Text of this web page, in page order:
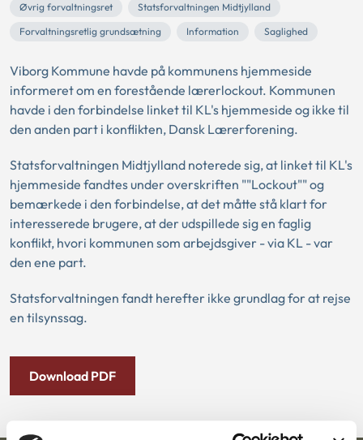
Øvrig forvaltningsret
Statsforvaltningen Midtjylland
Forvaltningsretlig grundsætning
Information Saglighed
Viborg Kommune havde på kommunens hjemmeside
informeret om en forestående lærerlockout. Kommunen
havde i den forbindelse linket til KL's hjemmeside og ikke til
den anden part i konflikten, Dansk Lærerforening.
Statsforvaltningen Midtjylland noterede sig, at linket til KL's
hjemmeside fandtes under overskriften ""Lockout"" og
bemærkede i den forbindelse, at det måtte stå klart for
interesserede brugere, at der udspillede sig en faglig
konflikt, hvori kommunen som arbejdsgiver - via KL - var
den ene part.
Statsforvaltningen fandt herefter ikke grundlag for at rejse
en tilsynssag.
Download PDF